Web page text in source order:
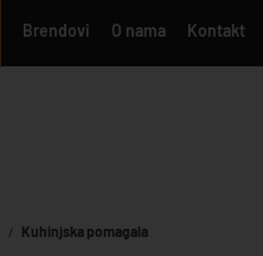
Brendovi O nama Kontakt
Kuhinjska pomagala